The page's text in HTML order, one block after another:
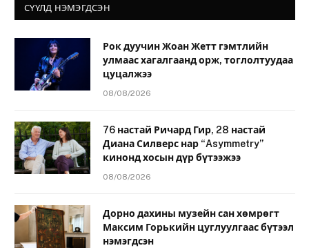
СҮҮЛД НЭМЭГДСЭН
Рок дуучин Жоан Жетт гэмтлийн
улмаас хагалгаанд орж, тоглолтуудаа
цуцалжээ
08/08/2026
76 настай Ричард Гир, 28 настай
Диана Силверс нар “Asymmetry”
кинонд хосын дүр бүтээжээ
08/08/2026
Дорно дахины музейн сан хөмрөгт
Максим Горькийн цуглуулгаас бүтээл
нэмэгдсэн